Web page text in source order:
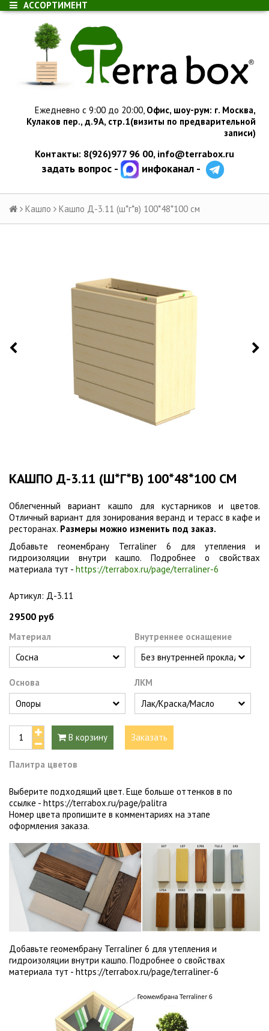
АССОРТИМЕНТ
Ежедневно с 9:00 до 20:00, Офис, шоу-рум: г. Москва,
Кулаков пер., д.9А, стр.1(визиты по предварительной
записи)
Контакты: 8(926)977 96 00, info@terrabox.ru
задать вопрос - инфоканал -
Кашпо Кашпо Д-3.11 (ш*г*в) 100*48*100 см
КАШПО Д-3.11 (Ш*Г*В) 100*48*100 СМ
Облегченный вариант кашпо для кустарников и цветов.
Отличный вариант для зонирования веранд и терасс в кафе и
ресторанах. Размеры можно изменить под заказ.
Добавьте геомембрану Terraliner 6 для утепления и
гидроизоляции внутри кашпо. Подробнее о свойствах
материала тут - https://terrabox.ru/page/terraliner-6
Артикул: Д-3.11
29500 руб
Материал Внутреннее оснащение
Основа ЛКМ
В корзину Заказать
Палитра цветов
Выберите подходящий цвет. Еще больше оттенков в по
ссылке - https://terrabox.ru/page/palitra
Номер цвета пропишите в комментариях на этапе
оформления заказа.
Добавьте геомембрану Terraliner 6 для утепления и
гидроизоляции внутри кашпо. Подробнее о свойствах
материала тут - https://terrabox.ru/page/terraliner-6